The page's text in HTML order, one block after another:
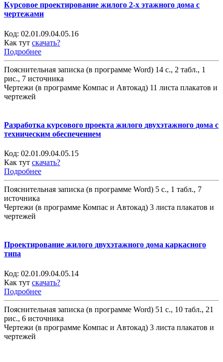
Курсовое проектирование жилого 2-х этажного дома с
чертежами
Код: 02.01.09.04.05.16
Как тут скачать?
Подробнее
Пояснительная записка (в программе Word) 14 с., 2 табл., 1
рис., 7 источника
Чертежи (в программе Компас и Автокад) 11 листа плакатов и
чертежей
Разработка курсового проекта жилого двухэтажного дома с
техническим обеспечением
Код: 02.01.09.04.05.15
Как тут скачать?
Подробнее
Пояснительная записка (в программе Word) 5 с., 1 табл., 7
источника
Чертежи (в программе Компас и Автокад) 3 листа плакатов и
чертежей
Проектирование жилого двухэтажного дома каркасного
типа
Код: 02.01.09.04.05.14
Как тут скачать?
Подробнее
Пояснительная записка (в программе Word) 51 с., 10 табл., 21
рис., 6 источника
Чертежи (в программе Компас и Автокад) 3 листа плакатов и
чертежей